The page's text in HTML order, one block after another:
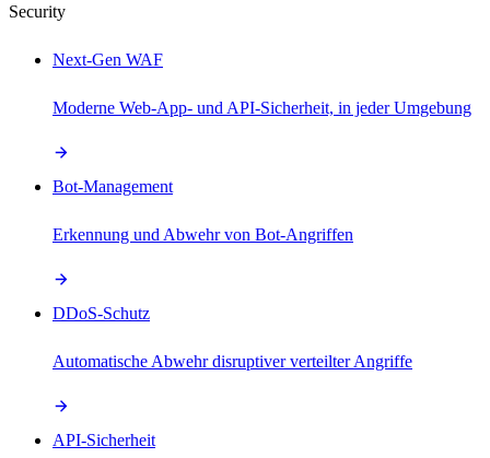
Security
Next-Gen WAF
Moderne Web-App- und API-Sicherheit, in jeder Umgebung
Bot-Management
Erkennung und Abwehr von Bot-Angriffen
DDoS-Schutz
Automatische Abwehr disruptiver verteilter Angriffe
API-Sicherheit